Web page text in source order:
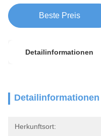
Beste Preis
Detailinformationen
Detailinformationen
Herkunftsort: